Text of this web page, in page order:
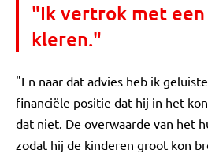
"Ik vertrok met
kleren."
"En naar dat advies heb ik
financiële positie dat hij in het
dat niet. De overwaarde van het
zodat hij de kinderen groot kon